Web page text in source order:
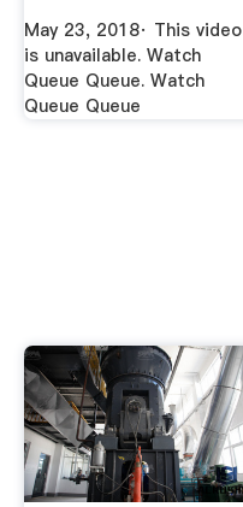
May 23, 2018· This video
is unavailable. Watch
Queue Queue. Watch
Queue Queue